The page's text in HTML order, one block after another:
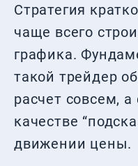
Стратегия
чаще всего
графика.
такой трейдер
расчет совсем,
качестве
движении цены.